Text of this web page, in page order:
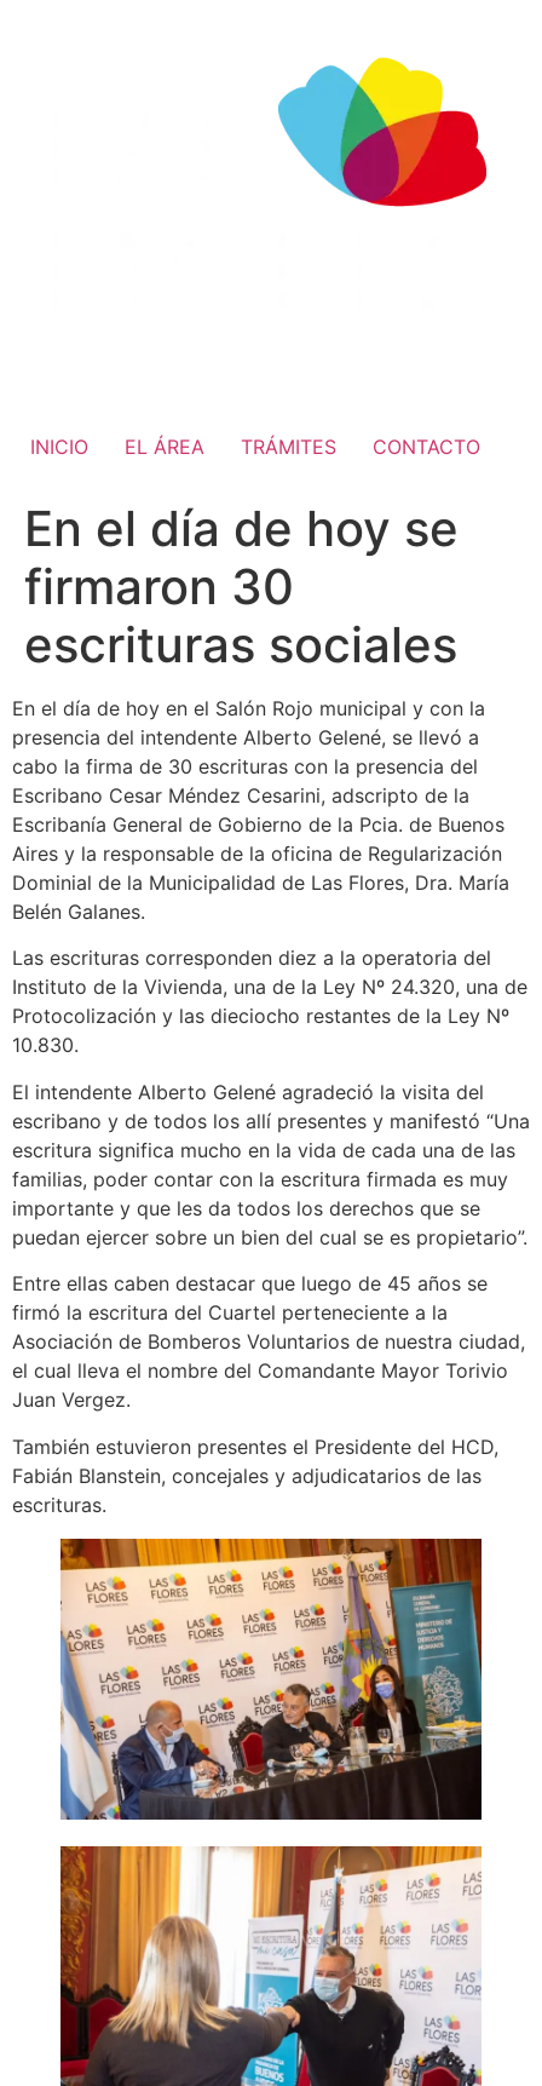
INICIO EL ÁREA TRÁMITES CONTACTO
En el día de hoy se
firmaron 30
escrituras sociales
En el día de hoy en el Salón Rojo municipal y con la
presencia del intendente Alberto Gelené, se llevó a
cabo la firma de 30 escrituras con la presencia del
Escribano Cesar Méndez Cesarini, adscripto de la
Escribanía General de Gobierno de la Pcia. de Buenos
Aires y la responsable de la oficina de Regularización
Dominial de la Municipalidad de Las Flores, Dra. María
Belén Galanes.
Las escrituras corresponden diez a la operatoria del
Instituto de la Vivienda, una de la Ley Nº 24.320, una de
Protocolización y las dieciocho restantes de la Ley Nº
10.830.
El intendente Alberto Gelené agradeció la visita del
escribano y de todos los allí presentes y manifestó “Una
escritura significa mucho en la vida de cada una de las
familias, poder contar con la escritura firmada es muy
importante y que les da todos los derechos que se
puedan ejercer sobre un bien del cual se es propietario”.
Entre ellas caben destacar que luego de 45 años se
firmó la escritura del Cuartel perteneciente a la
Asociación de Bomberos Voluntarios de nuestra ciudad,
el cual lleva el nombre del Comandante Mayor Torivio
Juan Vergez.
También estuvieron presentes el Presidente del HCD,
Fabián Blanstein, concejales y adjudicatarios de las
escrituras.